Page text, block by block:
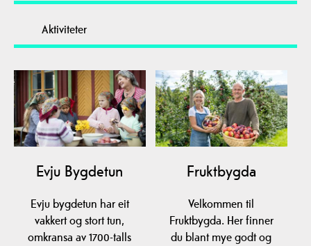
Aktiviteter
Evju Bygdetun
Evju bygdetun har eit
vakkert og stort tun,
omkransa av 1700-talls
Fruktbygda
Velkommen til
Fruktbygda. Her finner
du blant mye godt og